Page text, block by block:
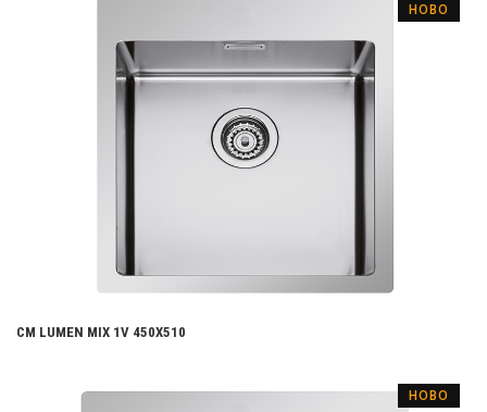
НОВО
CM LUMEN MIX 1V 450X510
НОВО